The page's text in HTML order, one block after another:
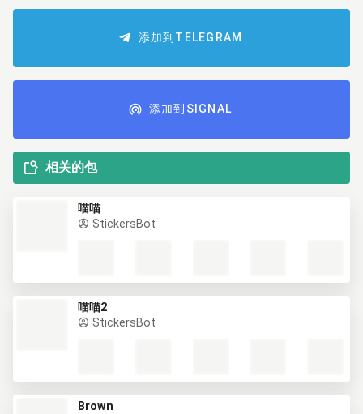
添加到TELEGRAM
添加到SIGNAL
相关的包
喵喵
StickersBot
喵喵2
StickersBot
Brown